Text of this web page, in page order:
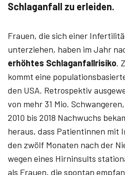
Schlaganfall zu erleiden.
Frauen, die sich einer
unterziehen, haben im Jahr
erhöhtes Schlaganfall­risiko.
kommt eine
den USA. Retrospektiv
von mehr 31 Mio.
2010 bis 2018 Nachwuchs
heraus, dass Patientinnen
den zwölf Monaten nach der
wegen eines Hirninsults
als Frauen, die spontan